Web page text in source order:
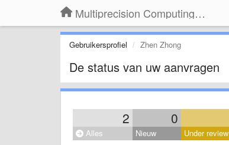
Multiprecision Computing Toolbox for MATLAB
Gebruikersprofiel Zhen Zhong
De status van uw aanvragen
2 0
Alles Nieuw Under review